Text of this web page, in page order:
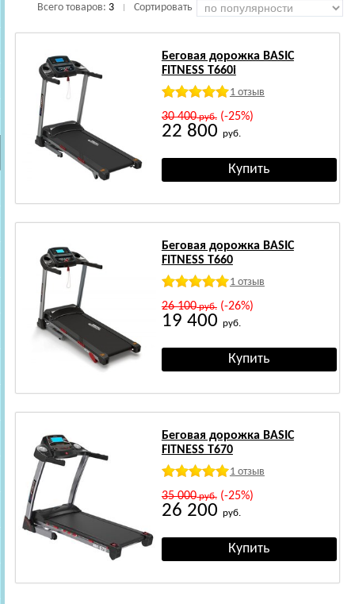
Всего товаров: 3 Сортировать
Беговая дорожка BASIC
FITNESS T660i
1 отзыв
30 400руб.(-25%)
22 800 руб.
Беговая дорожка BASIC
FITNESS T660
1 отзыв
26 100руб.(-26%)
19 400 руб.
Беговая дорожка BASIC
FITNESS T670
1 отзыв
35 000руб.(-25%)
26 200 руб.